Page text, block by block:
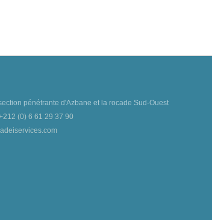
pénétrante d'Azbane et la rocade Sud-Ouest
(0) 6 61 29 37 90